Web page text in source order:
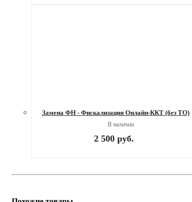
Замена ФН - Фискализация Онлайн-ККТ (без ТО)
В наличии
2 500 руб.